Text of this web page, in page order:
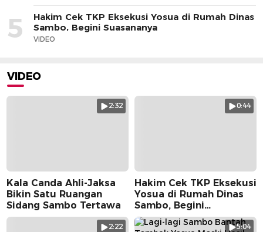
5
Hakim Cek TKP Eksekusi Yosua di Rumah Dinas
Sambo, Begini Suasananya
VIDEO
VIDEO
2:32
Kala Canda Ahli-Jaksa
Bikin Satu Ruangan
Sidang Sambo Tertawa
0:44
Hakim Cek TKP Eksekusi
Yosua di Rumah Dinas
Sambo, Begini
Suasananya
2:22 5:04